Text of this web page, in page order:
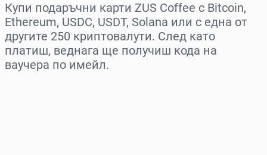
Купи подаръчни карти ZUS Coffee с Bitcoin,
Ethereum, USDC, USDT, Solana или с една от
другите 250 криптовалути. След като
платиш, веднага ще получиш кода на
ваучера по имейл.